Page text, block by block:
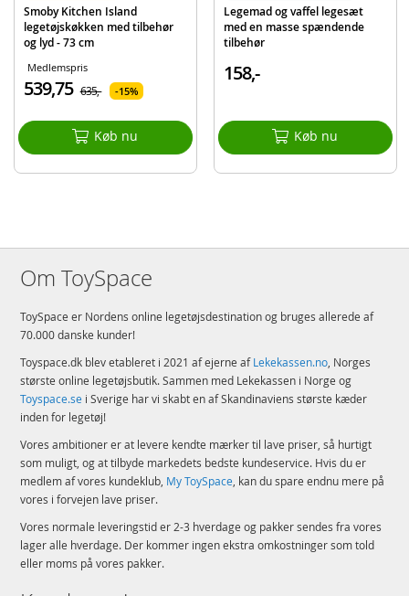
EAN 7040698723600
Smoby Kitchen Island
legetøjskøkken med tilbehør
og lyd - 73 cm
Medlemspris
539,75 635,- 15%
Køb nu
Legemad og vaffel legesæt
med en masse spændende
tilbehør
158,-
Køb nu
Om ToySpace
ToySpace er Nordens online legetøjsdestination og bruges allerede af
70.000 danske kunder!
Toyspace.dk blev etableret i 2021 af ejerne afLekekassen.no, Norges
største online legetøjsbutik. Sammen med Lekekassen i Norge og
Toyspace.se i Sverige har vi skabt en af Skandinaviens største kæder
inden for legetøj!
Vores ambitioner er at levere kendte mærker til lave priser, så hurtigt
som muligt, og at tilbyde markedets bedste kundeservice. Hvis du er
medlem af vores kundeklub, My ToySpace, kan du spare endnu mere på
vores i forvejen lave priser.
Vores normale leveringstid er 2-3 hverdage og pakker sendes fra vores
lager alle hverdage. Der kommer ingen ekstra omkostninger som told
eller moms på vores pakker.